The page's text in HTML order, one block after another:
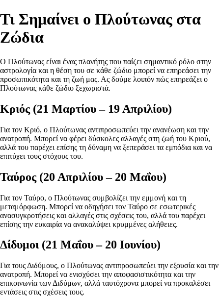
Τι Σημαίνει ο Πλούτωνας στα
Ζώδια
Ο Πλούτωνας είναι ένας πλανήτης που παίζει σημαντικό ρόλο στην
αστρολογία και η θέση του σε κάθε ζώδιο μπορεί να επηρεάσει την
προσωπικότητα και τη ζωή μας. Ας δούμε λοιπόν πώς επηρεάζει ο
Πλούτωνας κάθε ζώδιο ξεχωριστά.
Κριός (21 Μαρτίου – 19 Απριλίου)
Για τον Κριό, ο Πλούτωνας αντιπροσωπεύει την ανανέωση και την
ανατροπή. Μπορεί να φέρει δύσκολες αλλαγές στη ζωή του Κριού,
αλλά του παρέχει επίσης τη δύναμη να ξεπεράσει τα εμπόδια και να
επιτύχει τους στόχους του.
Ταύρος (20 Απριλίου – 20 Μαΐου)
Για τον Ταύρο, ο Πλούτωνας συμβολίζει την εμμονή και τη
μεταμόρφωση. Μπορεί να οδηγήσει τον Ταύρο σε εσωτερικές
ανασυγκροτήσεις και αλλαγές στις σχέσεις του, αλλά του παρέχει
επίσης την ευκαιρία να ανακαλύψει κρυμμένες αλήθειες.
Δίδυμοι (21 Μαΐου – 20 Ιουνίου)
Για τους Διδύμους, ο Πλούτωνας αντιπροσωπεύει την εξουσία και την
ανατροπή. Μπορεί να ενισχύσει την αποφασιστικότητα και την
επικοινωνία των Διδύμων, αλλά ταυτόχρονα μπορεί να προκαλέσει
εντάσεις στις σχέσεις τους.